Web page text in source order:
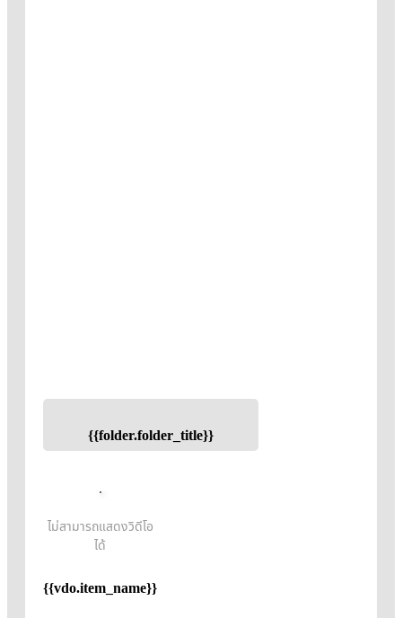
{{folder.folder_title}}
ไม่สามารถแสดงวิดีโอ
ได้
{{vdo.item_name}}